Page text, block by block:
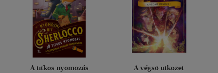
A titkos nyomozás A végső ütközet